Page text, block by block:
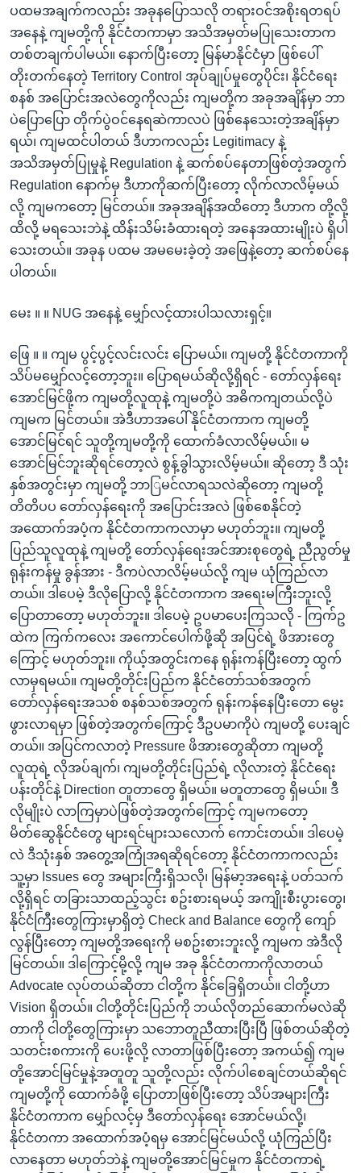
ပထမအချက်ကလည်း အခုန‌ပြောသလို တရားဝင်အစိုးရတရပ်
အနေနဲ့ ကျမတို့ကို နိုင်ငံတကာမှာ အသိအမှတ်မပြုသေးတာက
တစ်တချက်ပါမယ်။ နောက်ပြီးတော့ မြန်မာနိုင်ငံမှာ ဖြစ်ပေါ်
တိုးတက်‌နေတဲ့ Territory Control အုပ်ချုပ်မှုတွေပိုင်း၊ နိုင်ငံ‌ရေး
စနစ် အ‌ပြောင်းအလဲတွေကိုလည်း ကျမတို့က အခုအချိန်မှာ ဘာ
ပဲပြောပြော တိုက်ပွဲဝင်နေရဆဲကာလပဲ ဖြစ်နေသေးတဲ့အချိန်မှာ
ရယ်၊ ကျမထင်ပါတယ် ဒီဟာကလည်း Legitimacy နဲ့
အသိအမှတ်ပြုမှုနဲ့ Regulation နဲ့ ဆက်စပ်‌နေတာဖြစ်တဲ့အတွက်
Regulation နောက်မှ ဒီဟာကိုဆက်ပြီး‌တော့ လိုက်လာလိမ့်မယ်
လို့ ကျမက‌တော့ မြင်တယ်။ အခုအချိန်အထိ‌တော့ ဒီဟာက တို့လို့
ထိလို့ မရ‌သေးဘဲနဲ့ ထိန်းသိမ်းခံထားရတဲ့ အ‌နေအထားမျိုးပဲ ရှိပါ
သေးတယ်။ အခုန ပထမ အမ‌မေးခဲ့တဲ့ အဖြေနဲ့‌တော့ ဆက်စပ်‌နေ
ပါတယ်။
မေး ။ ။ NUG အနေနဲ့ ‌မျှော်လင့်ထားပါသလားရှင့်။
ဖြေ ။ ။ ကျမ ပွင့်ပွင့်လင်းလင်း ပြောမယ်။ ကျမတို့ နိုင်ငံတကာကို
သိပ်မ‌မျှော်လင့်တော့ဘူး။ ပြောရမယ်ဆိုလို့ရှိရင် - ‌တော်လှန်‌ရေး
အောင်မြင်ဖို့က ကျမတို့လူထုနဲ့ ကျမတို့ပဲ အဓိကကျတယ်လို့ပဲ
ကျမက မြင်တယ်။ အဲဒီဟာအ‌ပေါ် နိုင်ငံ‌တကာက ကျမတို့
အောင်မြင်ရင် သူတို့ကျမတို့ကို ထောက်ခံလာလိမ့်မယ်။ မ
အောင်မြင်ဘူးဆိုရင်တော့လဲ စွန့်ခွါသွားလိမ့်မယ်။ ဆိုတော့ ဒီ သုံး
နှစ်အတွင်းမှာ ကျမတို့ ဘာြမင်လာရသလဲဆို‌တော့ ကျမတို့
တိတိပပ တော်လှန်ရေးကို အပြောင်းအလဲ ဖြစ်စေနိုင်တဲ့
အ‌ထောက်အပံ့က နိုင်ငံတကာကလာမှာ မဟုတ်ဘူး။ ကျမတို့
ပြည်သူလူထုနဲ့ ကျမတို့ တော်လှန်ရေးအင်အားစုတွေရဲ့ ညီညွတ်မှု
ရုန်းကန်မှု ခွန်အား - ဒီကပဲလာလိမ့်မယ်လို့ ကျမ ယုံကြည်လာ
တယ်။ ဒါပေမဲ့ ဒီလိုပြောလို့ နိုင်ငံတကာက အ‌ရေးမကြီးဘူးလို့
‌ပြောတာတော့ မဟုတ်ဘူး။ ဒါ‌ပေမဲ့ ဥပမာပေးကြသလို - ကြက်ဥ
ထဲက ကြက်က‌လေး အကောင်ပေါက်ဖို့ဆို အပြင်ရဲ့ ဖိအား‌‌တွေ
ကြောင့် မဟုတ်ဘူး။ ကိုယ့်အတွင်းကနေ ရုန်းကန်ပြီးတော့ ထွက်
လာမှရမယ်။ ကျမတို့တိုင်းပြည်က နိုင်ငံတော်သစ်အတွက်
တော်လှန်ရေးအသစ် စနစ်သစ်အတွက် ရုန်းကန်နေပြီးတော မွေး
ဖွားလာရမှာ ဖြစ်တဲ့အတွက်ကြောင့် ဒီဥပမာကိုပဲ ကျမတို့ ပေးချင်
တယ်။ အပြင်ကလာတဲ့ Pressure ဖိအားတွေဆိုတာ ကျမတို့
လူထုရဲ့ လိုအပ်ချက်၊ ကျမတို့တိုင်းပြည်ရဲ့ လိုလားတဲ့ နိုင်ငံရေး
ပန်းတိုင်နဲ့ Direction တူတာ‌တွေ ရှိမယ်။ မတူတာတွေ ရှိမယ်။ ဒီ
လိုမျိုးပဲ လာကြမှာပဲဖြစ်တဲ့အတွက်‌ကြောင့် ကျမကတော့
မိတ်‌ဆွေနိုင်ငံ‌တွေ များရင်များသလောက် ကောင်းတယ်။ ဒါ‌ပေမဲ့
လဲ ဒီသုံးနှစ် အတွေ့အကြုံအရဆိုရင်‌တော့ နိုင်ငံတကာကလည်း
သူ့မှာ Issues တွေ အများကြီးရှိသလို၊ မြန်မာ့အရေးနဲ့ ပတ်သက်
လို့ရှိရင် တခြား‌သာထည့်သွင်း စဥ်းစားရမယ့် အကျိုးစီးပွားတွေ၊
နိုင်ငံကြီးတွေကြားမှာရှိတဲ့ Check and Balance တွေကို ကျော်
လွန်ပြီး‌တော့ ကျမတို့အရေးကို မစဥ်းစားဘူးလို့ ကျမက အဲဒီလို
မြင်တယ်။ ဒါ‌ကြောင့်မို့လို့ ကျမ အခု နိုင်ငံတကာကိုလာတယ်
Advocate လုပ်တယ်ဆိုတာ ငါတို့က နိုင်‌ခြေရှိတယ်။ ငါတို့ဟာ
Vision ရှိတယ်။ ငါတို့တိုင်းပြည်ကို ဘယ်လိုတည်ဆောက်မလဲဆို
တာကို ငါတို့တွေကြားမှာ သဘောတူညီထားပြီး‌ပြီ ဖြစ်တယ်ဆိုတဲ့
သတင်းစကားကို ပေးဖို့လို့ လာတာဖြစ်‌ပြီးတော့ အကယ်၍ ကျမ
တို့အောင်မြင်မှုနဲ့အတူတူ သူတို့လည်း လိုက်ပါစေချင်တယ်ဆိုရင်
ကျမတို့ကို ထောက်ခံဖို့‌‌ ‌‌‌‌ပြောတာဖြစ်ပြီးတော့ သိပ်အများကြီး
နိုင်ငံတကာက မျှော်လင့်မှ ဒီတော်လှန်ရေး အောင်မယ်လို့၊
နိုင်ငံတကာ အထောက်အပံ့ရမှ အောင်‌မြင်မယ်လို့ ယုံကြည်ပြီး
လာနေတာ မဟုတ်ဘဲနဲ့ ကျမတို့အောင်‌မြင်မှုက နိုင်ငံတကာရဲ့